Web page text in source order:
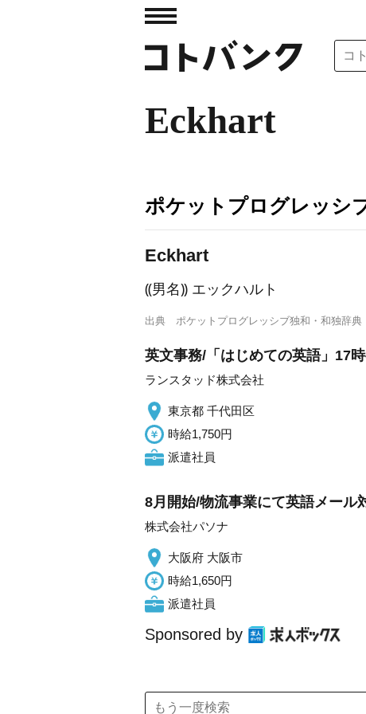
Eckhart
ポケットプログレッシ
Eckhart
⸨男名⸩ エックハルト
出典 ポケットプログレッシブ独和・和独辞典
英文事務/「はじめての英語」17
ランスタッド株式会社
東京都 千代田区
時給1,750円
派遣社員
8月開始/物流事業にて英語メール
株式会社パソナ
大阪府 大阪市
時給1,650円
派遣社員
Sponsored by